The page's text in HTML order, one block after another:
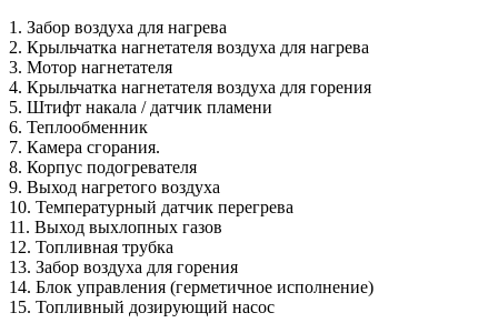
1. Забор воздуха для нагрева
2. Крыльчатка нагнетателя воздуха для нагрева
3. Мотор нагнетателя
4. Крыльчатка нагнетателя воздуха для горения
5. Штифт накала / датчик пламени
6. Теплообменник
7. Камера сгорания.
8. Корпус подогревателя
9. Выход нагретого воздуха
10. Температурный датчик перегрева
11. Выход выхлопных газов
12. Топливная трубка
13. Забор воздуха для горения
14. Блок управления (герметичное исполнение)
15. Топливный дозирующий насос